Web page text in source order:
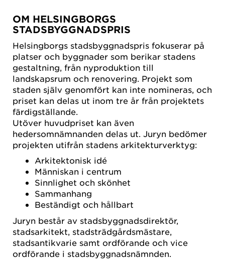
OM HELSINGBORGS
STADSBYGGNADSPRIS
Helsingborgs stadsbyggnadspris fokuserar på
platser och byggnader som berikar stadens
gestaltning, från nyproduktion till
landskapsrum och renovering. Projekt som
staden själv genomfört kan inte nomineras, och
priset kan delas ut inom tre år från projektets
färdigställande.
Utöver huvudpriset kan även
hedersomnämnanden delas ut. Juryn bedömer
projekten utifrån stadens arkitekturverktyg:
Arkitektonisk idé
Människan i centrum
Sinnlighet och skönhet
Sammanhang
Beständigt och hållbart
Juryn består av stadsbyggnadsdirektör,
stadsarkitekt, stadsträdgårdsmästare,
stadsantikvarie samt ordförande och vice
ordförande i stadsbyggnadsnämnden.